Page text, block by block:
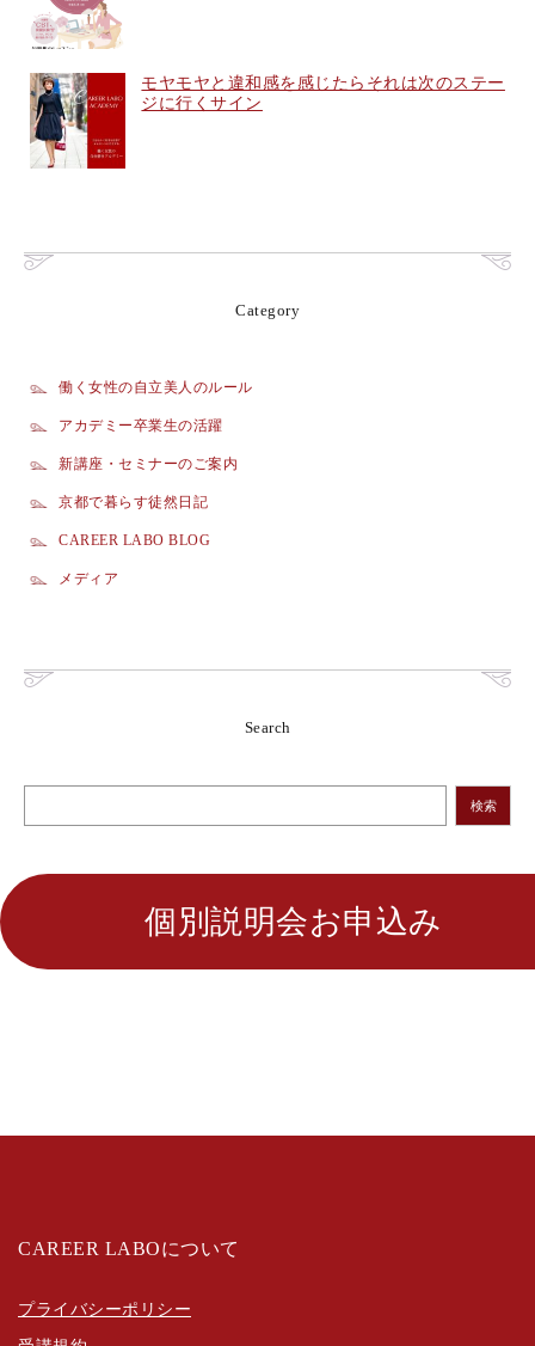
モヤモヤと違和感を感じたらそれは次のステー
ジに行くサイン
Category
働く女性の自立美人のルール
アカデミー卒業生の活躍
新講座・セミナーのご案内
京都で暮らす徒然日記
CAREER LABO BLOG
メディア
Search
検索
個別説明会お申込み
CAREER LABOについて
プライバシーポリシー